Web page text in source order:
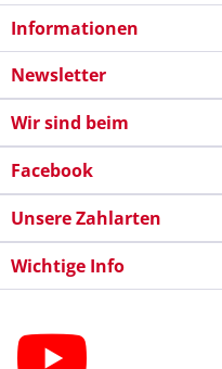
Informationen
Newsletter
Wir sind beim
Facebook
Unsere Zahlarten
Wichtige Info